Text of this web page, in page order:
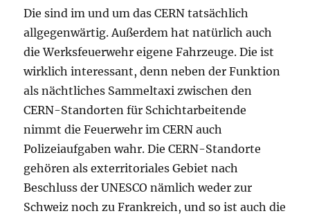
Die sind im und um das CERN tatsächlich
allgegenwärtig. Außerdem hat natürlich auch
die Werksfeuerwehr eigene Fahrzeuge. Die ist
wirklich interessant, denn neben der Funktion
als nächtliches Sammeltaxi zwischen den
CERN-Standorten für Schichtarbeitende
nimmt die Feuerwehr im CERN auch
Polizeiaufgaben wahr. Die CERN-Standorte
gehören als exterritoriales Gebiet nach
Beschluss der UNESCO nämlich weder zur
Schweiz noch zu Frankreich, und so ist auch die